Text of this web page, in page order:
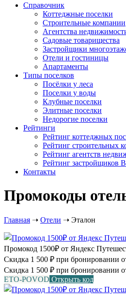
Справочник
Коттеджные поселки
Строительные компании
Агентства
Садовые товарищества
Застройщики
Отели и гостиницы
Апартаменты
Типы поселков
Посёлки у леса
Поселки у воды
Клубные поселки
Элитные поселки
Недорогие поселки
Рейтинги
Рейтинг коттеджных
Рейтинг строительных
Рейтинг агентств
Рейтинг застройщиков
Контакты
Промокоды
Главная ➝ Отели ➝ Эталон
Промокод 1500₽ от Яндекс
Скидка 1 500 ₽ при бронировании
Скидка 1 500 ₽ при бронировании
ETO-POVOD Открыть код